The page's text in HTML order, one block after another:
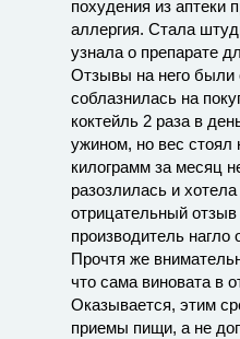
похудения из аптеки
аллергия. Стала
узнала о препарате
Отзывы на него были
соблазнилась на
коктейль 2 раза в
ужином, но вес стоял
килограмм за месяц
разозлилась и
отрицательный
производитель нагло
Прочтя же
что сама виновата в
Оказывается, этим
приемы пищи, а не